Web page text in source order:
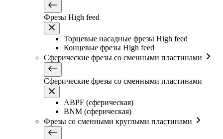
Фрезы High feed
Торцевые насадные фрезы High feed
Концевые фрезы High feed
Сферические фрезы со сменными пластинами
Сферические фрезы со сменными пластинами
ABPF (сферическая)
BNM (сферическая)
Фрезы со сменными круглыми пластинами